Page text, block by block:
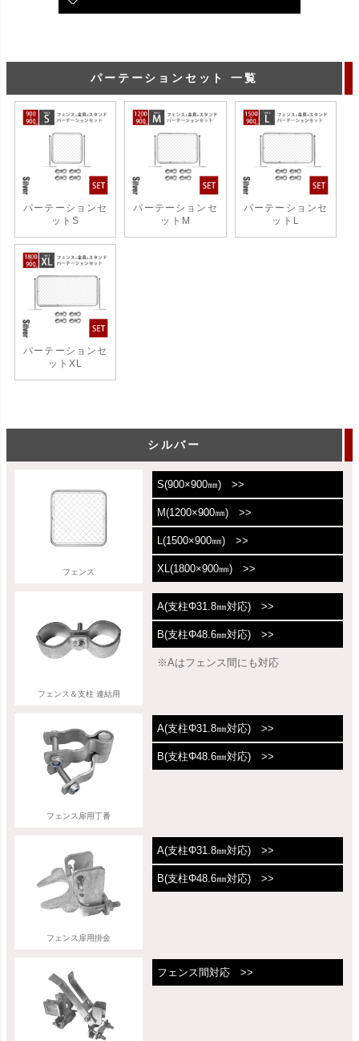
パーテーションセット 一覧
パーテーションセ
ットS
パーテーションセ
ットM
パーテーションセ
ットL
パーテーションセ
ットXL
シルバー
フェンス
S(900×900㎜) >>
M(1200×900㎜) >>
L(1500×900㎜) >>
XL(1800×900㎜) >>
フェンス＆支柱 連結用
A(支柱Φ31.8㎜対応) >>
B(支柱Φ48.6㎜対応) >>
※Aはフェンス間にも対応
フェンス扉用丁番
A(支柱Φ31.8㎜対応) >>
B(支柱Φ48.6㎜対応) >>
フェンス扉用掛金
A(支柱Φ31.8㎜対応) >>
B(支柱Φ48.6㎜対応) >>
フェンス間対応 >>